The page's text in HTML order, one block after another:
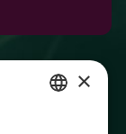
×